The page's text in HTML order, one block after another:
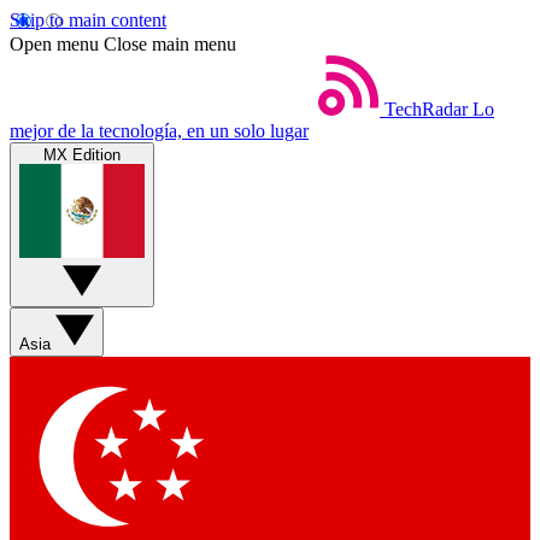
Skip to main content
Open menu Close main menu
TechRadar Lo
mejor de la tecnología, en un solo lugar
MX Edition
Asia